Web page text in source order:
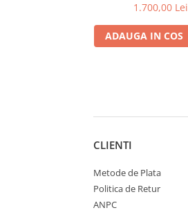
1.700,00 Lei
ADAUGA IN COS
CLIENTI
Metode de Plata
Politica de Retur
ANPC